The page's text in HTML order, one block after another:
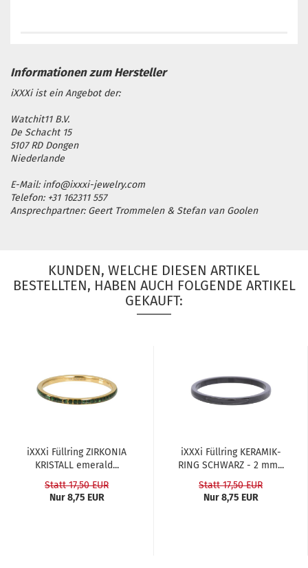
iXXXi ist ein Angebot der:
Watchit11 B.V.
De Schacht 15
5107 RD Dongen
Niederlande
E-Mail: info@ixxxi-jewelry.com
Telefon: +31 162311 557
Ansprechpartner: Geert Trommelen & Stefan van Goolen
KUNDEN, WELCHE DIESEN ARTIKEL
BESTELLTEN, HABEN AUCH FOLGENDE ARTIKEL
GEKAUFT:
iXXXi Füll­ring ZIR­KO­NIA
KRIS­TALL eme­rald...
Statt 17,50 EUR
Nur 8,75 EUR
iXXXi Füll­ring KE­RA­MIK­
RING SCHWARZ - 2 mm...
Statt 17,50 EUR
Nur 8,75 EUR